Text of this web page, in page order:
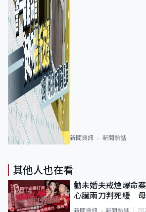
新聞資訊 新聞熱話
其他人也在看
勸未婚夫戒煙爆命
心臟兩刀判死緩